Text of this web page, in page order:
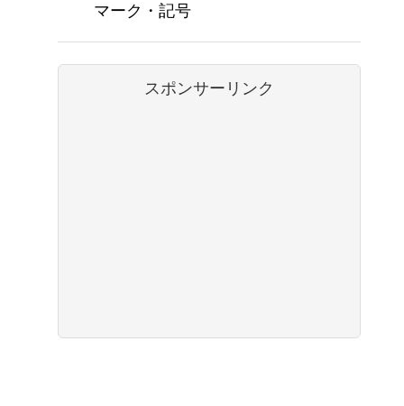
マーク・記号
スポンサーリンク